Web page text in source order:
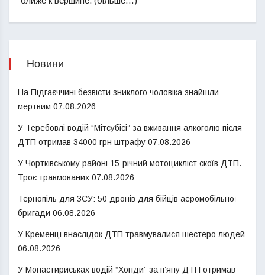
Новини
На Підгаєччині безвісти зниклого чоловіка знайшли
мертвим 07.08.2026
У Теребовлі водій “Мітсубісі” за вживання алкоголю після
ДТП отримав 34000 грн штрафу 07.08.2026
У Чортківському районі 15-річний мотоцикліст скоїв ДТП.
Троє травмованих 07.08.2026
Тернопіль для ЗСУ: 50 дронів для бійців аеромобільної
бригади 06.08.2026
У Кременці внаслідок ДТП травмувалися шестеро людей
06.08.2026
У Монастириськах водій “Хонди” за п’яну ДТП отримав